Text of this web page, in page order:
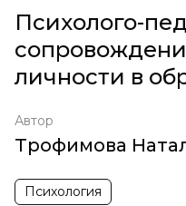
Психолого-
личности в
Автор
Трофимова
Психология